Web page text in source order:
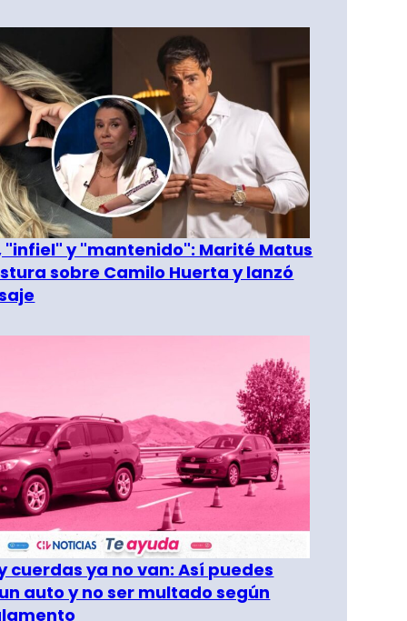
"infiel" y "mantenido": Marité Matus
sobre Camilo Huerta y lanzó
cuerdas ya no van: Así puedes
auto y no ser multado según